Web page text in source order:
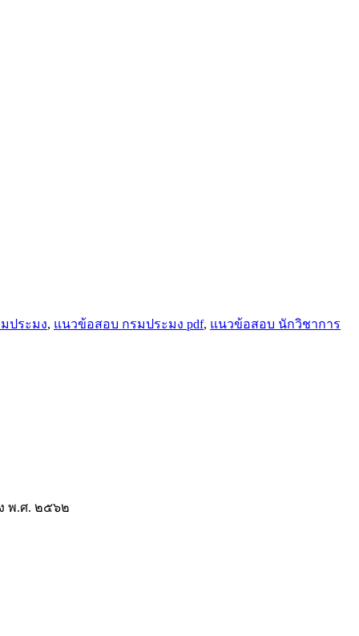
ประมง, แนวข้อสอบ กรมประมง pdf, แนวข้อสอบ นักวิชาการ
พ.ศ. ๒๕๖๒